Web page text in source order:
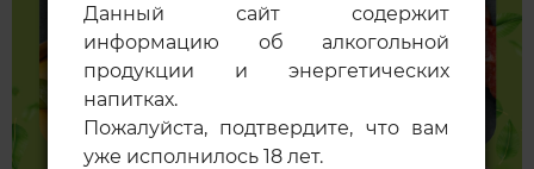
Данный сайт содержит
информацию об алкогольной
продукции и энергетических
напитках.
Пожалуйста, подтвердите, что вам
уже исполнилось 18 лет.